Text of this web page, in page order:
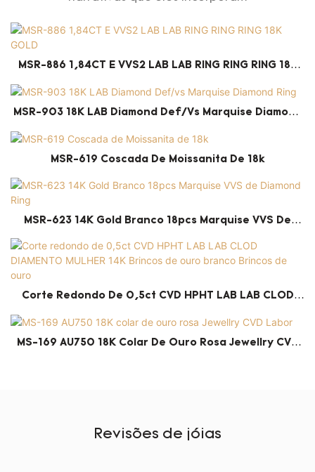
MSR-886 1,84CT E VVS2 LAB LAB RING RING RING 18K
MSR-903 18K LAB Diamond Def/vs Marquise Diamond
MSR-619 Coscada De Moissanita De 18k
MSR-623 14K Gold Branco 18pcs Marquise VVS De
Corte Redondo De 0,5ct CVD HPHT LAB LAB CLOD
Brincos De Ouro
MS-169 AU750 18K Colar De Ouro Rosa Jewellry CVD
Revisões de jóias